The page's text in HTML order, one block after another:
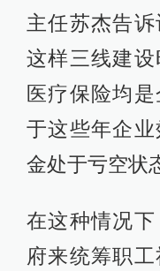
主任苏杰告
这样三线建设
医疗保险均
于这些年企
金处于亏空状
在这种情况
府来统筹职工